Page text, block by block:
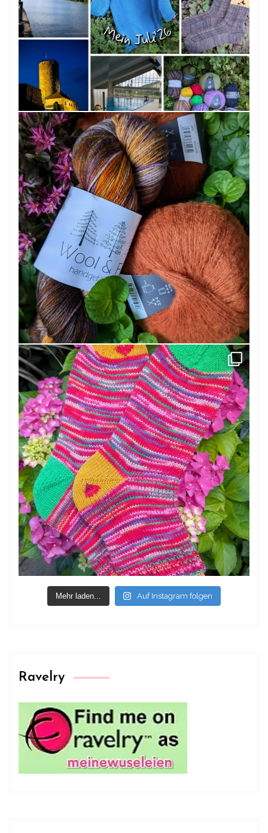
Mehr laden... Auf Instagram folgen
Ravelry